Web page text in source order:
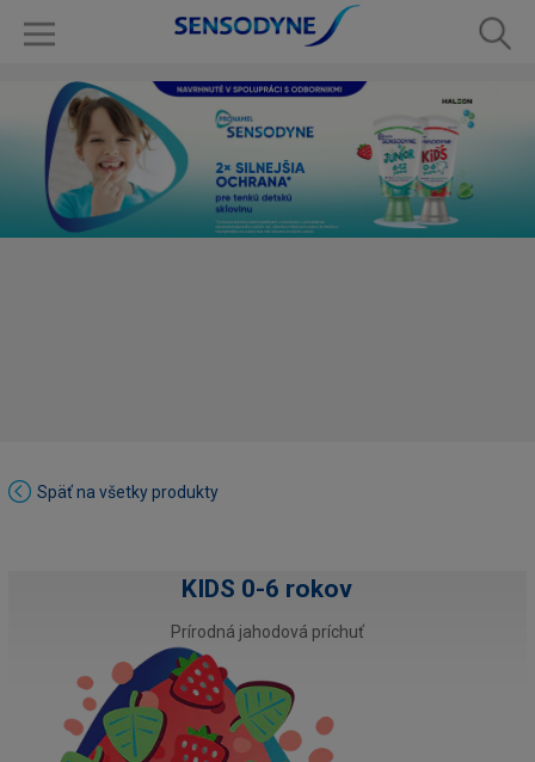
Späť na všetky produkty
KIDS 0-6 rokov
Prírodná jahodová príchuť